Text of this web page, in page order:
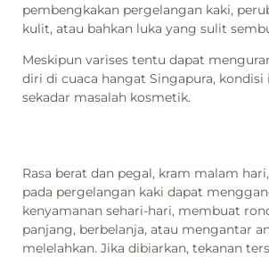
pembengkakan pergelangan kaki,
kulit, atau bahkan luka yang sulit
Meskipun varises tentu dapat
diri di cuaca hangat Singapura, kondisi
sekadar masalah kosmetik.
Rasa berat dan pegal, kram malam
pada pergelangan kaki dapat
kenyamanan sehari-hari, membuat
panjang, berbelanja, atau mengantar
melelahkan. Jika dibiarkan, tekanan